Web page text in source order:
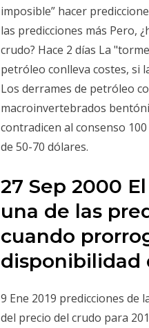
imposible” hacer
las predicciones más Pero,
crudo? Hace 2 días La
petróleo conlleva costes, si
Los derrames de petróleo
macroinvertebrados
contradicen al consenso
de 50-70 dólares.
27 Sep 2000
una de las
cuando
disponibilidad
9 Ene 2019 predicciones de
del precio del crudo para